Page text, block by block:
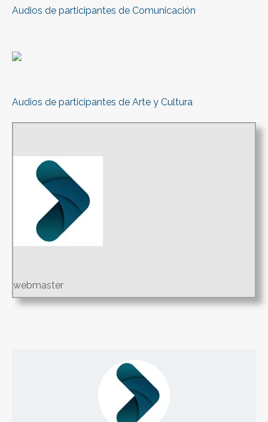
Audios de participantes de Comunicación
Audios de participantes de Arte y Cultura
webmaster